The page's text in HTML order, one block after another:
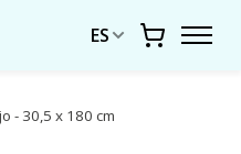
ES Carrito
- 30,5 x 180 cm